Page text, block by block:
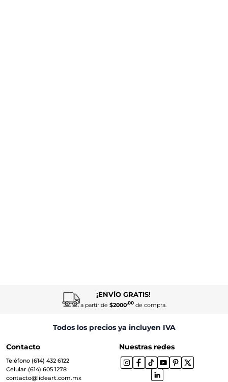
¡ENVÍO GRATIS!
a partir de $2000.00de compra.
Todos los precios ya incluyen IVA
Contacto
Teléfono (614) 432 6122
Celular (614) 605 1278
contacto@lideart.com.mx
Nuestras redes